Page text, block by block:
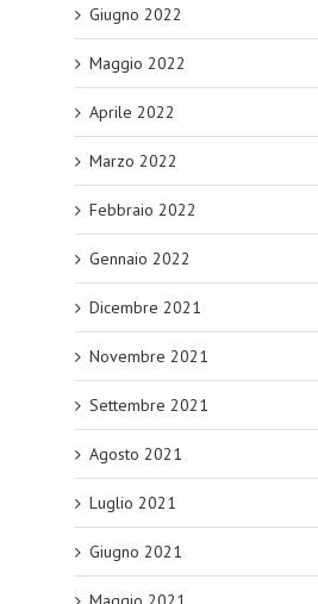
Giugno 2022
Maggio 2022
Aprile 2022
Marzo 2022
Febbraio 2022
Gennaio 2022
Dicembre 2021
Novembre 2021
Settembre 2021
Agosto 2021
Luglio 2021
Giugno 2021